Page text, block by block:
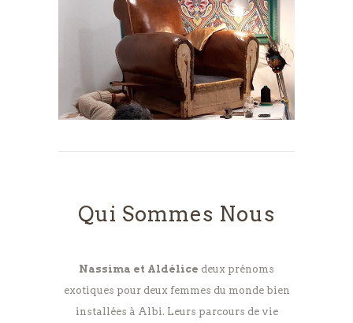
Qui Sommes Nous
Nassima et Aldélice deux prénoms
exotiques pour deux femmes du monde bien
installées à Albi. Leurs parcours de vie